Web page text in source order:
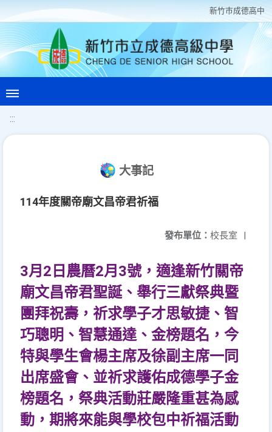
新竹巿成德高中
:::
大事記
114年度關帝廟文昌帝君祈福
發布單位： 校長室 |
3月2日農曆2月3號，適逢新竹關帝
廟文昌帝君聖誕、舉行三獻祭典暨
團拜祝壽，祈求學子才思敏捷、智
巧聰明、智慧通達、金榜題名，今
特與學生會楊主席及徐副主席一同
出席盛會、並祈求護佑成德學子金
榜題名，祭典活動莊嚴隆重甚為感
動，期將來能與學校包中祈福活動